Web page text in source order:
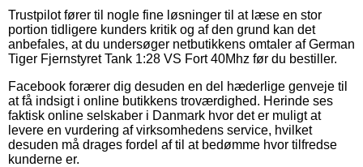
Trustpilot fører til nogle fine løsninger til at læse en stor
portion tidligere kunders kritik og af den grund kan det
anbefales, at du undersøger netbutikkens omtaler af German
Tiger Fjernstyret Tank 1:28 VS Fort 40Mhz før du bestiller.
Facebook forærer dig desuden en del hæderlige genveje til
at få indsigt i online butikkens troværdighed. Herinde ses
faktisk online selskaber i Danmark hvor det er muligt at
levere en vurdering af virksomhedens service, hvilket
desuden må drages fordel af til at bedømme hvor tilfredse
kunderne er.